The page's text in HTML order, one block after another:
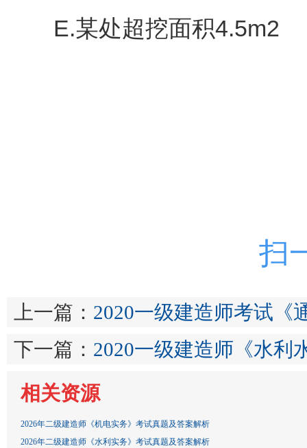
E.某处超挖面积4.5m2
扫
上一篇： 2020一级建造师考试《
下一篇： 2020一级建造师《水利
相关资源
2026年二级建造师《机电实务》考试真题及答案解析
2026年二级建造师《水利实务》考试真题及答案解析